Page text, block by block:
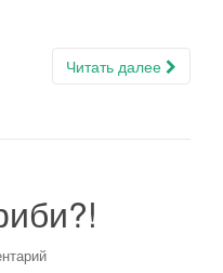
Читать далее